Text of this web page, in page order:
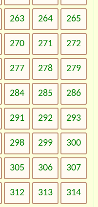
263 264 265
270 271 272
277 278 279
284 285 286
291 292 293
298 299 300
305 306 307
312 313 314